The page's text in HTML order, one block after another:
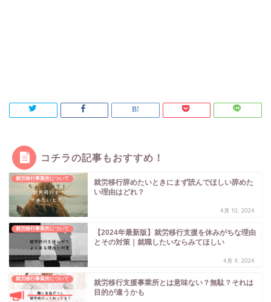
コチラの記事もおすすめ！
就労移行事業所について
就労移行辞めたいときにまず読んでほしい辞めた
い理由はどれ？
4月 10, 2024
就労移行事業所について
【2024年最新版】就労移行支援を休みがちな理由
とその対策｜就職したいならみてほしい
4月 9, 2024
就労移行事業所について
就労移行支援事業所とは意味ない？無駄？それは
目的が違うかも